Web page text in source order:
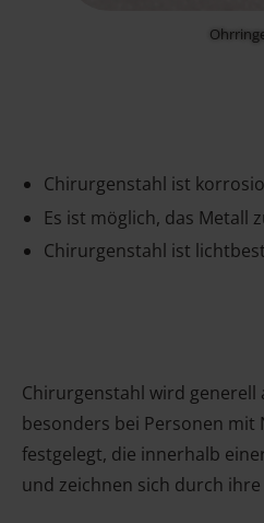
Chirurgenstahl ist
Es ist möglich, das Metall
Chirurgenstahl ist
Chirurgenstahl wird generell
besonders bei Personen mit
festgelegt, die innerhalb
und zeichnen sich durch